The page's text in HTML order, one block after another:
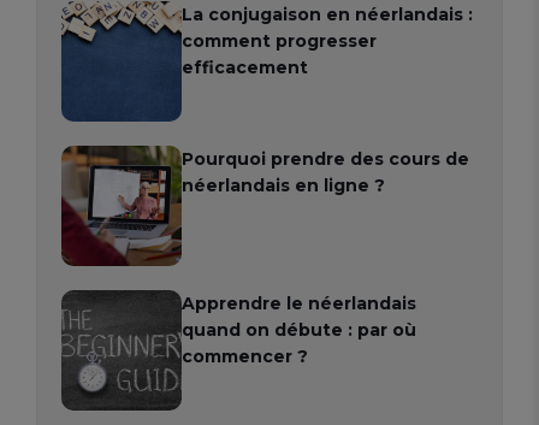
La conjugaison en néerlandais :
comment progresser
efficacement
Pourquoi prendre des cours de
néerlandais en ligne ?
Apprendre le néerlandais
quand on débute : par où
commencer ?